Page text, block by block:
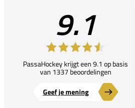
9.1
PassaHockey krijgt een 9.1 op basis
van 1337 beoordelingen
Geef je mening